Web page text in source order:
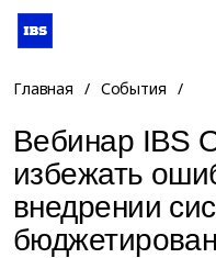
Главная / События /
Вебинар IBS
избежать
внедрении